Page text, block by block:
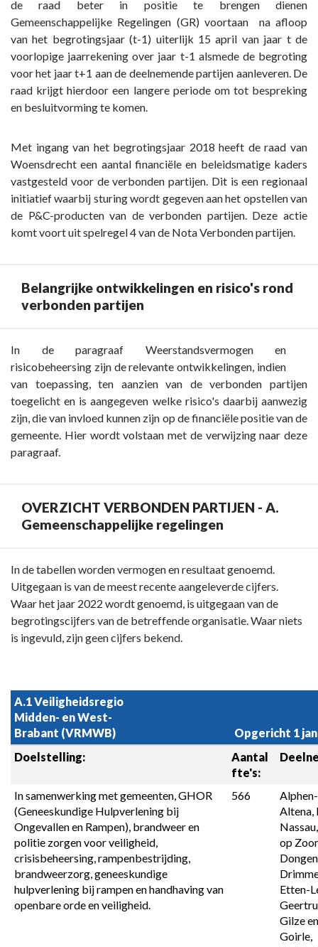
navigatie
Paragraaf
Verbonden
partijen
de raad beter in positie te brengen dienen
Gemeenschappelijke Regelingen (GR) voortaan na afloop
van het begrotingsjaar (t-1) uiterlijk 15 april van jaar t de
voorlopige jaarrekening over jaar t-1 alsmede de begroting
voor het jaar t+1 aan de deelnemende partijen aanleveren. De
raad krijgt hierdoor een langere periode om tot bespreking
en besluitvorming te komen.
Met ingang van het begrotingsjaar 2018 heeft de raad van
Woensdrecht een aantal financiële en beleidsmatige kaders
vastgesteld voor de verbonden partijen. Dit is een regionaal
initiatief waarbij sturing wordt gegeven aan het opstellen van
de P&C-producten van de verbonden partijen. Deze actie
komt voort uit spelregel 4 van de Nota Verbonden partijen.
Belangrijke ontwikkelingen en risico's rond
verbonden partijen
Terug
naar
navigatie
Paragraaf
Verbonden
Belangrijke
ontwikkelingen
rond
verbonden
partijen
In de paragraaf Weerstandsvermogen en
risicobeheersing zijn de relevante ontwikkelingen, indien
van toepassing, ten aanzien van de verbonden partijen
toegelicht en is aangegeven welke risico's daarbij aanwezig
zijn, die van invloed kunnen zijn op de financiële positie van de
gemeente. Hier wordt volstaan met de verwijzing naar deze
paragraaf.
OVERZICHT VERBONDEN PARTIJEN - A.
Gemeenschappelijke regelingen
Terug
naar
navigatie
Paragraaf
partijen
OVERZICHT
VERBONDEN
PARTIJEN
Gemeenschappelijke
regelingen
In de tabellen worden vermogen en resultaat genoemd.
Uitgegaan is van de meest recente aangeleverde cijfers.
Waar het jaar 2022 wordt genoemd, is uitgegaan van de
begrotingscijfers van de betreffende organisatie. Waar niets
is ingevuld, zijn geen cijfers bekend.
A.1 Veiligheidsregio
Midden- en West-
Brabant (VRMWB)
Opgericht 1
Doelstelling:
Aantal
fte's:
In samenwerking met gemeenten, GHOR
(Geneeskundige Hulpverlening bij
Ongevallen en Rampen), brandweer en
politie zorgen voor veiligheid,
crisisbeheersing, rampenbestrijding,
brandweerzorg, geneeskundige
hulpverlening bij rampen en handhaving van
openbare orde en veiligheid.
566
Altena,
op
Etten-
Gilze
Goirle,